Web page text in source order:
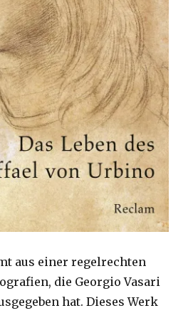
aus einer regelrechten
die Georgio Vasari
hat. Dieses Werk